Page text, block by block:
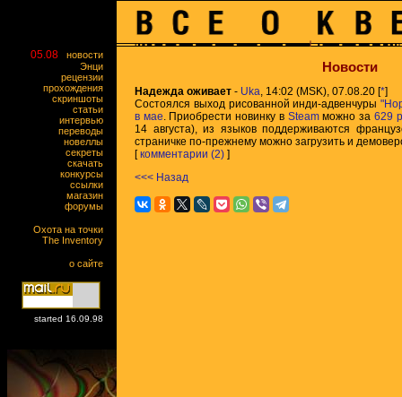
05.08
новости
Энци
рецензии
прохождения
скриншоты
статьи
интервью
переводы
новеллы
секреты
скачать
конкурсы
ссылки
магазин
форумы
Охота на точки
The Inventory
о сайте
started 16.09.98
Новости
Надежда оживает - Uka, 14:02 (MSK), 07.08.20 [*]
Состоялся выход рисованной инди-адвенчуры
в мае. Приобрести новинку в Steamможно за 629
14 августа), из языков поддерживаются
страничке по-прежнему можно загрузить и
[комментарии (2) ]
<<< Назад